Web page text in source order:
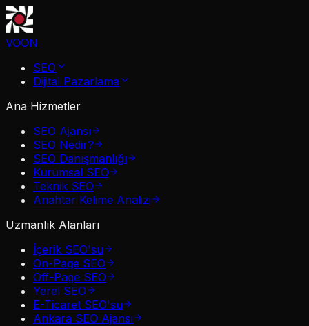
VOON
SEO
Dijital Pazarlama
Ana Hizmetler
SEO Ajansı
SEO Nedir?
SEO Danışmanlığı
Kurumsal SEO
Teknik SEO
Anahtar Kelime Analizi
Uzmanlık Alanları
İçerik SEO'su
On-Page SEO
Off-Page SEO
Yerel SEO
E-Ticaret SEO'su
Ankara SEO Ajansı